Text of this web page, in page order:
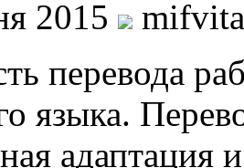
2015
перевода
языка.